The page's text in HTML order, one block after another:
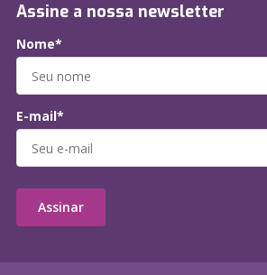
Assine a nossa newsletter
Nome*
E-mail*
Assinar